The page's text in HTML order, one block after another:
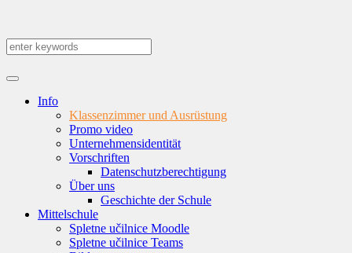
Info
Klassenzimmer und Ausrüstung
Promo video
Unternehmensidentität
Vorschriften
Datenschutzberechtigung
Über uns
Geschichte der Schule
Mittelschule
Spletne učilnice Moodle
Spletne učilnice Teams